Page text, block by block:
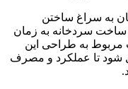
به سراغ ساختن
ساخت سردخانه به زمان
مربوط به طراحی این
شود تا عملکرد و مصرف